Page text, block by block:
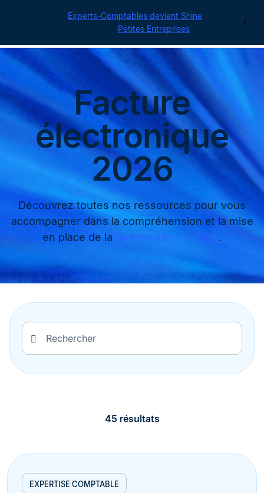
Experts-Comptables devient Shine
Petites Entreprises
Facture
électronique
2026
Découvrez toutes nos ressources pour vous
accompagner dans la compréhension et la mise
en place de la facture électronique.
45 résultats
EXPERTISE COMPTABLE